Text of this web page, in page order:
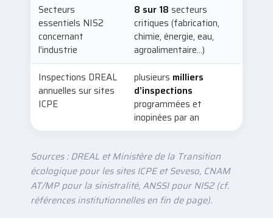
Secteurs
essentiels NIS2
concernant
l’industrie
8 sur 18 secteurs
critiques (fabrication,
chimie, énergie, eau,
agroalimentaire…)
Inspections DREAL
annuelles sur sites
ICPE
plusieurs milliers
d’inspections
programmées et
inopinées par an
Sources : DREAL et Ministère de la Transition
écologique pour les sites ICPE et Seveso, CNAM
AT/MP pour la sinistralité, ANSSI pour NIS2 (cf.
références institutionnelles en fin de page).